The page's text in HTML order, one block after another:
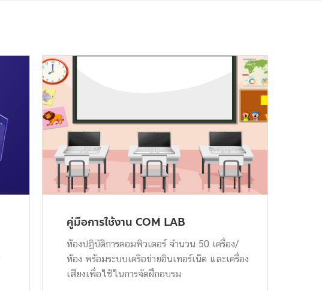
คู่มือการใช้งาน COM LAB
ห้องปฏิบัติการคอมพิวเตอร์ จำนวน 50 เครื่อง/
ห้อง พร้อมระบบเครือข่ายอินเทอร์เน็ต และเครื่อง
เสียงเพื่อใช้ในการจัดฝึกอบรม